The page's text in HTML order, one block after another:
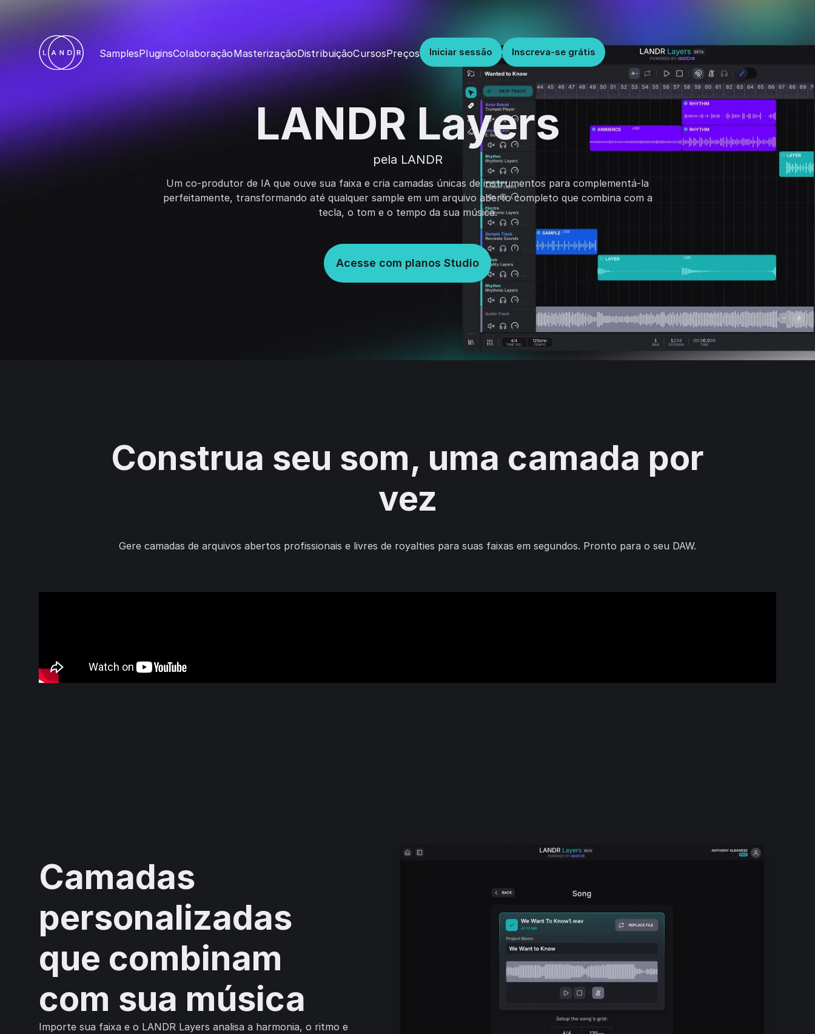
SamplesPluginsColaboraçãoMasterizaçãoDistribuiçãoCursosPreços Iniciar sessão Inscreva-se grátis
LANDR Layers
pela LANDR
Um co-produtor de IA que ouve sua faixa e cria camadas únicas de instrumentos para complementá-la
perfeitamente, transformando até qualquer sample em um arquivo aberto completo que combina com a
tecla, o tom e o tempo da sua música.
Acesse com planos Studio
Construa seu som, uma camada por
vez
Gere camadas de arquivos abertos profissionais e livres de royalties para suas faixas em segundos. Pronto para o seu DAW.
Camadas
personalizadas
que combinam
com sua música
Importe sua faixa e o LANDR Layers analisa a harmonia, o ritmo e